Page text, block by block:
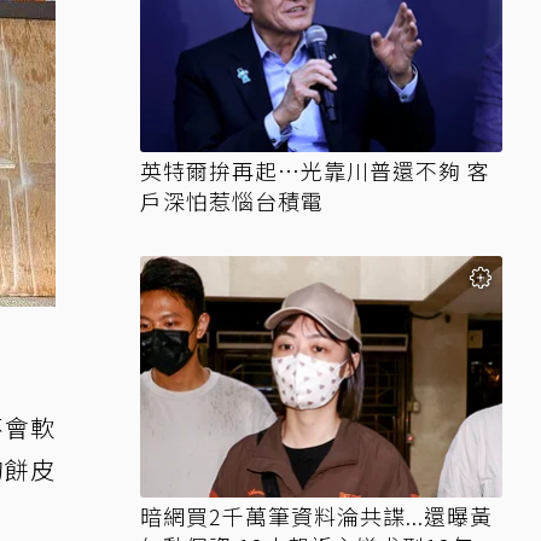
軟
皮
英特爾拚再起…光靠川普還不夠 客
戶深怕惹惱台積電
暗網買2千萬筆資料淪共諜...還曝黃